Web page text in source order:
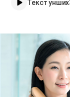
Текст унших